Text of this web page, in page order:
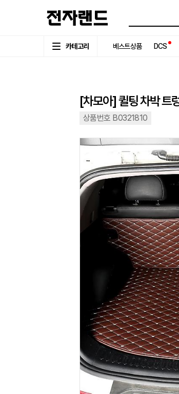
카테고리 베스트상품 DCS
[차모아] 퀼팅 차박 트
상품번호 B0321810